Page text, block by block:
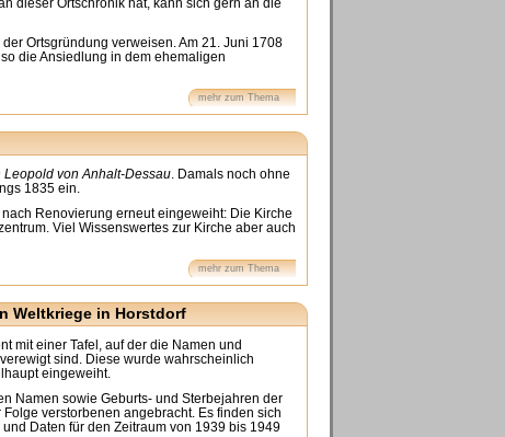
Ortsgründung verweisen. Am 21. Juni 1708
die Ansiedlung in dem ehemaligen
mehr zum Thema
Leopold von Anhalt-Dessau . Damals noch ohne
1835 ein.
Renovierung erneut eingeweiht: Die Kirche
Viel Wissenswertes zur Kirche aber auch
mehr zum Thema
Weltkriege in Horstdorf
mit einer Tafel, auf der die Namen und
sind. Diese wurde wahrscheinlich
eingeweiht.
Namen sowie Geburts- und Sterbejahren der
verstorbenen angebracht. Es finden sich
Daten für den Zeitraum von 1939 bis 1949